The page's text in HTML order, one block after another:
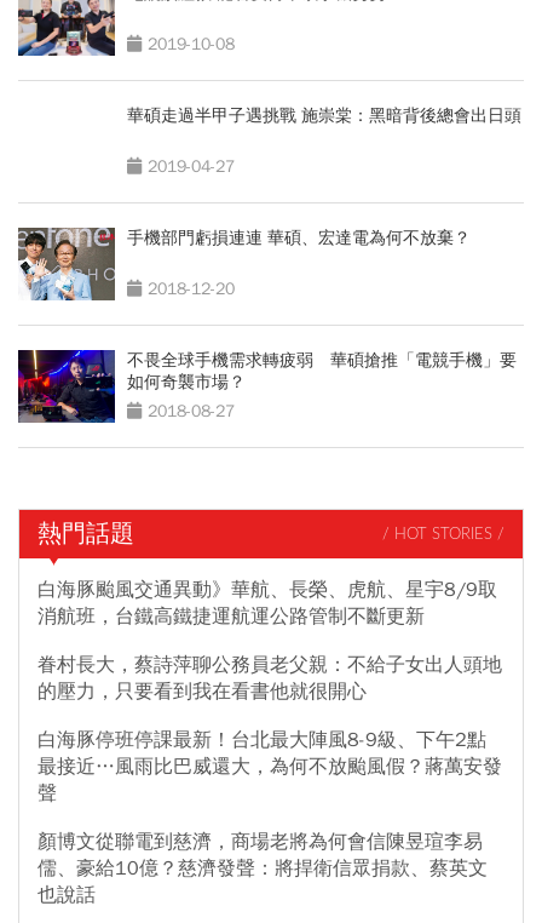
2019-10-08
華碩走過半甲子遇挑戰 施崇棠：黑暗背後總會出日頭
2019-04-27
手機部門虧損連連 華碩、宏達電為何不放棄？
2018-12-20
不畏全球手機需求轉疲弱 華碩搶推「電競手機」要
如何奇襲市場？
2018-08-27
熱門話題 / HOT STORIES /
白海豚颱風交通異動》華航、長榮、虎航、星宇8/9取
消航班，台鐵高鐵捷運航運公路管制不斷更新
眷村長大，蔡詩萍聊公務員老父親：不給子女出人頭地
的壓力，只要看到我在看書他就很開心
白海豚停班停課最新！台北最大陣風8-9級、下午2點
最接近…風雨比巴威還大，為何不放颱風假？蔣萬安發
聲
顏博文從聯電到慈濟，商場老將為何會信陳昱瑄李易
儒、豪給10億？慈濟發聲：將捍衛信眾捐款、蔡英文
也說話